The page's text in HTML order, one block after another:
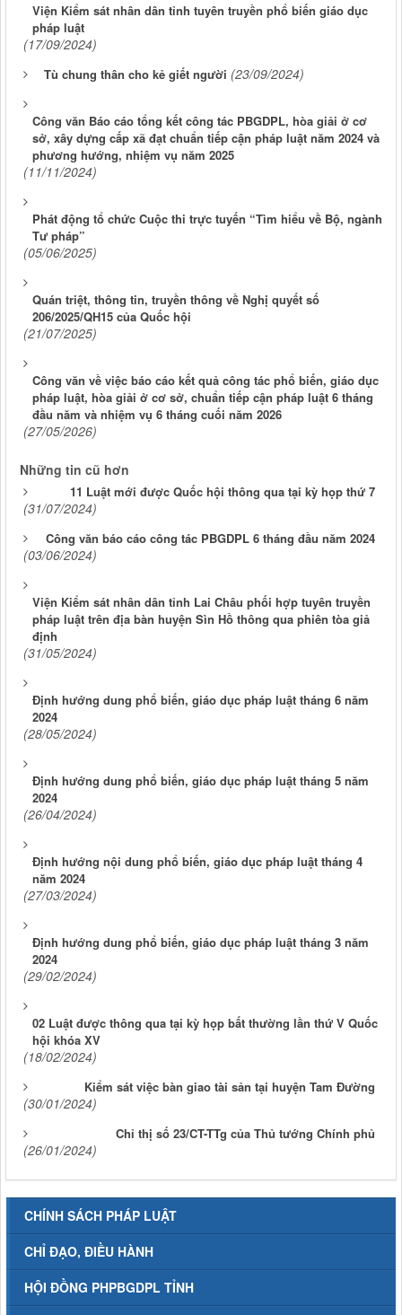
Viện Kiểm sát nhân dân tỉnh tuyên truyền phổ biến giáo dục
pháp luật
(17/09/2024)
Tù chung thân cho kẻ giết người (23/09/2024)
Công văn Báo cáo tổng kết công tác PBGDPL, hòa giải ở cơ
sở, xây dựng cấp xã đạt chuẩn tiếp cận pháp luật năm 2024 và
phương hướng, nhiệm vụ năm 2025
(11/11/2024)
Phát động tổ chức Cuộc thi trực tuyến “Tìm hiểu về Bộ, ngành
Tư pháp”
(05/06/2025)
Quán triệt, thông tin, truyền thông về Nghị quyết số
206/2025/QH15 của Quốc hội
(21/07/2025)
Công văn về việc báo cáo kết quả công tác phổ biến, giáo dục
pháp luật, hòa giải ở cơ sở, chuẩn tiếp cận pháp luật 6 tháng
đầu năm và nhiệm vụ 6 tháng cuối năm 2026
(27/05/2026)
Những tin cũ hơn
11 Luật mới được Quốc hội thông qua tại kỳ họp thứ 7
(31/07/2024)
Công văn báo cáo công tác PBGDPL 6 tháng đầu năm 2024
(03/06/2024)
Viện Kiểm sát nhân dân tỉnh Lai Châu phối hợp tuyên truyền
pháp luật trên địa bàn huyện Sìn Hồ thông qua phiên tòa giả
định
(31/05/2024)
Định hướng dung phổ biến, giáo dục pháp luật tháng 6 năm
2024
(28/05/2024)
Định hướng dung phổ biến, giáo dục pháp luật tháng 5 năm
2024
(26/04/2024)
Định hướng nội dung phổ biến, giáo dục pháp luật tháng 4
năm 2024
(27/03/2024)
Định hướng dung phổ biến, giáo dục pháp luật tháng 3 năm
2024
(29/02/2024)
02 Luật được thông qua tại kỳ họp bất thường lần thứ V Quốc
hội khóa XV
(18/02/2024)
Kiểm sát việc bàn giao tài sản tại huyện Tam Đường
(30/01/2024)
Chỉ thị số 23/CT-TTg của Thủ tướng Chính phủ
(26/01/2024)
CHÍNH SÁCH PHÁP LUẬT
CHỈ ĐẠO, ĐIỀU HÀNH
HỘI ĐỒNG PHPBGDPL TỈNH